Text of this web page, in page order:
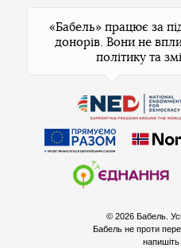
«Бабель» працює за
донорів. Вони не
політику та
© 2026 Бабель.
Бабель не проти
напишіть